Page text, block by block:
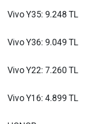
Vivo Y35: 9.248 TL
Vivo Y36: 9.049 TL
Vivo Y22: 7.260 TL
Vivo Y16: 4.899 TL